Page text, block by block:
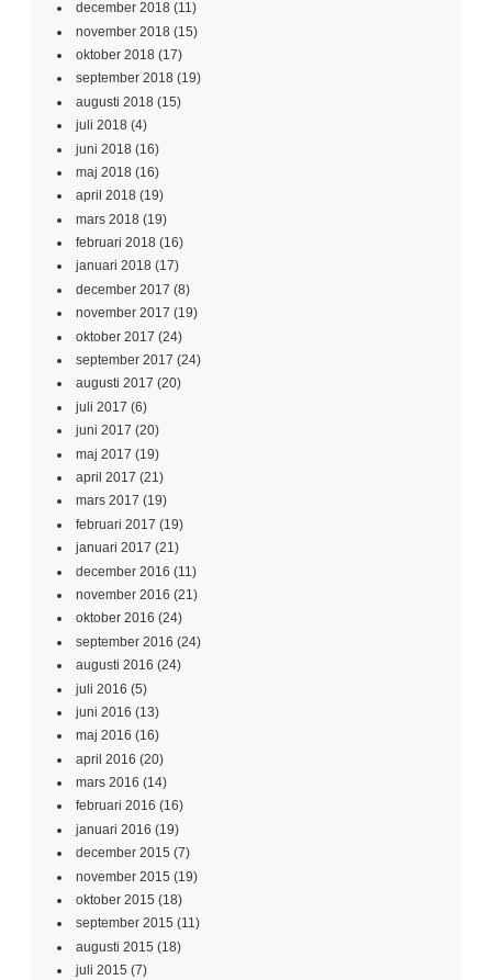
december 2018 (11)
november 2018 (15)
oktober 2018 (17)
september 2018 (19)
augusti 2018 (15)
juli 2018 (4)
juni 2018 (16)
maj 2018 (16)
april 2018 (19)
mars 2018 (19)
februari 2018 (16)
januari 2018 (17)
december 2017 (8)
november 2017 (19)
oktober 2017 (24)
september 2017 (24)
augusti 2017 (20)
juli 2017 (6)
juni 2017 (20)
maj 2017 (19)
april 2017 (21)
mars 2017 (19)
februari 2017 (19)
januari 2017 (21)
december 2016 (11)
november 2016 (21)
oktober 2016 (24)
september 2016 (24)
augusti 2016 (24)
juli 2016 (5)
juni 2016 (13)
maj 2016 (16)
april 2016 (20)
mars 2016 (14)
februari 2016 (16)
januari 2016 (19)
december 2015 (7)
november 2015 (19)
oktober 2015 (18)
september 2015 (11)
augusti 2015 (18)
juli 2015 (7)